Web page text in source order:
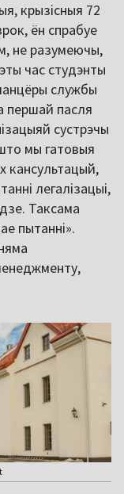
крызісныя 72
ён спрабуе
не разумеючы,
час студэнты
службы
першай пасля
сустрэчы
мы гатовыя
кансультацый,
легалізацыі,
Таксама
пытанні».